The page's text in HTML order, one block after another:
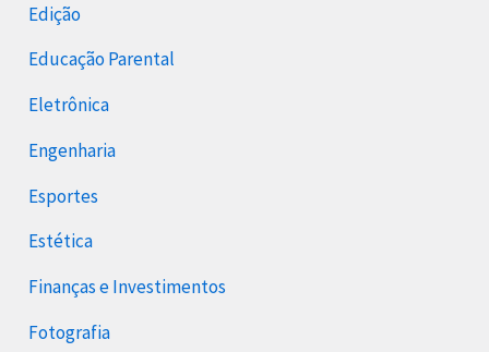
Edição
Educação Parental
Eletrônica
Engenharia
Esportes
Estética
Finanças e Investimentos
Fotografia